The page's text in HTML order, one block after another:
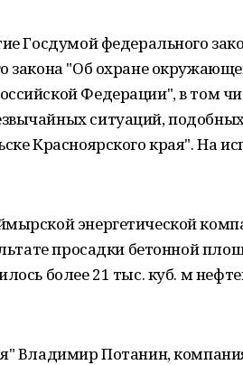
Госдумой федерального
закона "Об охране
Федерации", в том
ситуаций,
Красноярского края". На
энергетической
просадки бетонной
более 21 тыс. куб. м
Владимир Потанин,